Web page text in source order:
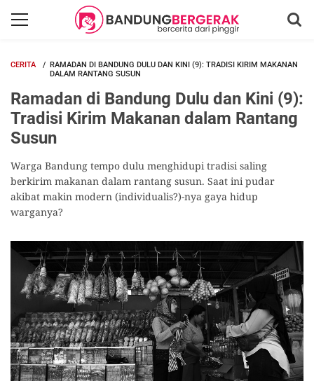
CERITA
RAMADAN DI BANDUNG DULU DAN KINI (9): TRADISI KIRIM MAKANAN
DALAM RANTANG SUSUN
Ramadan di Bandung Dulu dan Kini (9):
Tradisi Kirim Makanan dalam Rantang
Susun
Warga Bandung tempo dulu menghidupi tradisi saling
berkirim makanan dalam rantang susun. Saat ini pudar
akibat makin modern (individualis?)-nya gaya hidup
warganya?